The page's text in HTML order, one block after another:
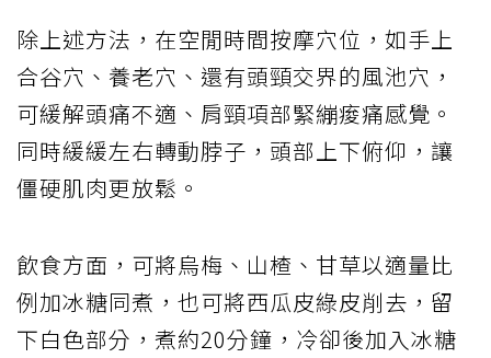
除上述方法，在空閒時間按摩穴位，如手上
合谷穴、養老穴、還有頭頸交界的風池穴，
可緩解頭痛不適、肩頸項部緊繃痠痛感覺。
同時緩緩左右轉動脖子，頭部上下俯仰，讓
僵硬肌肉更放鬆。
飲食方面，可將烏梅、山楂、甘草以適量比
例加冰糖同煮，也可將西瓜皮綠皮削去，留
下白色部分，煮約20分鐘，冷卻後加入冰糖